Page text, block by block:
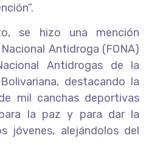
se hizo una mención
Antidroga (FONA)
Antidrogas de la
destacando la
mil canchas deportivas
la paz y para dar la
jóvenes, alejándolos del